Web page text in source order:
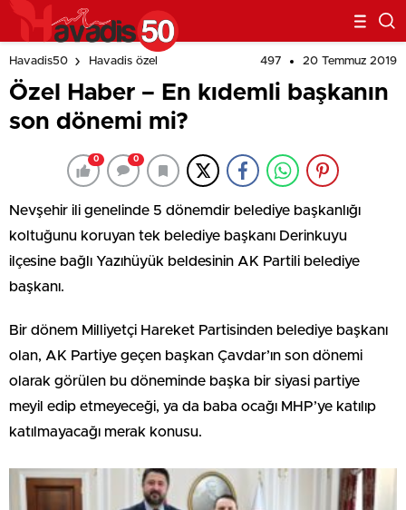
Havadis50 Havadis özel 497 20 Temmuz 2019
Özel Haber – En kıdemli başkanın
son dönemi mi?
0 0
Nevşehir ili genelinde 5 dönemdir belediye başkanlığı
koltuğunu koruyan tek belediye başkanı Derinkuyu
ilçesine bağlı Yazıhüyük beldesinin AK Partili belediye
başkanı.
Bir dönem Milliyetçi Hareket Partisinden belediye başkanı
olan, AK Partiye geçen başkan Çavdar’ın son dönemi
olarak görülen bu döneminde başka bir siyasi partiye
meyil edip etmeyeceği, ya da baba ocağı MHP’ye katılıp
katılmayacağı merak konusu.